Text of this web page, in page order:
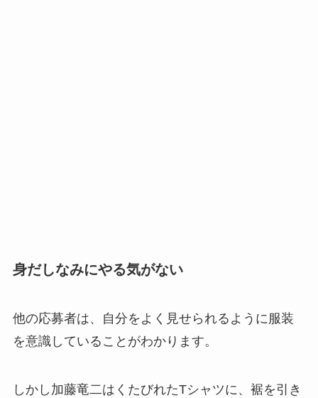
身だしなみにやる気がない
他の応募者は、自分をよく見せられるように服装
を意識していることがわかります。
しかし加藤竜二はくたびれたTシャツに、裾を引き